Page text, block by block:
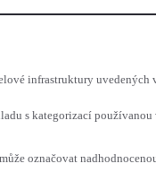
infrastruktury uvedených
s kategorizací
označovat